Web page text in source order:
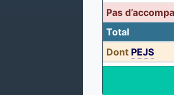
Pas
Total
Dont PEJS